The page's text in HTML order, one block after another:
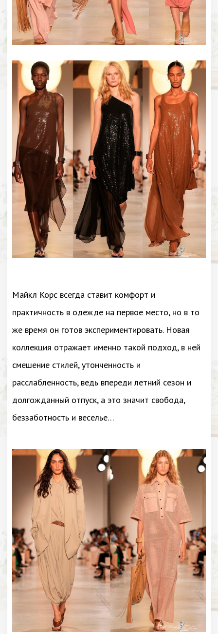
Майкл Корс всегда ставит комфорт и
практичность в одежде на первое место, но в то
же время он готов экспериментировать. Новая
коллекция отражает именно такой подход, в ней
смешение стилей, утонченность и
расслабленность, ведь впереди летний сезон и
долгожданный отпуск, а это значит свобода,
беззаботность и веселье…